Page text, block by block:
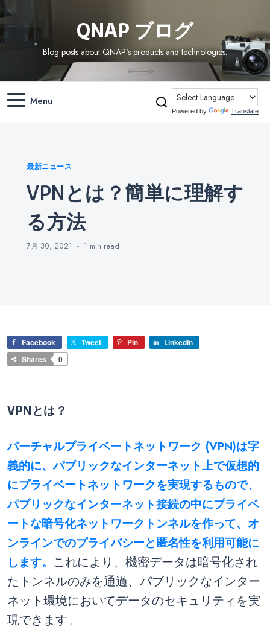
QNAP ブログ
Blog posts about QNAP's products and technologies.
Menu
Powered by Translate
Categories
最新ニュース
VPNとは？簡単に理解す
る方法
7月 30, 2021 1 min read
Facebook Tweet Pin
LinkedIn
Shares
0
VPNとは？
バーチャルプライベートネットワーク (VPN)は字
義的に、パブリックなインターネット上で仮想的
にプライベートネットワークを実現するもので、
パブリックなインターネット接続の中にプライベ
ートな暗号化ネットワークトンネルを作って、オ
ンラインでのプライバシーと匿名性を利用可能に
します。 これにより、機密データは暗号化され
たトンネルのみを通過、パブリックなインター
ネット環境においてデータのセキュリティを実
現できます。